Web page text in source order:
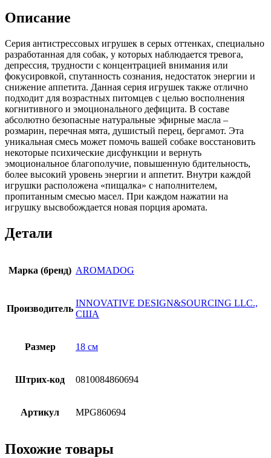
Описание
Серия антистрессовых игрушек в серых оттенках, специально
разработанная для собак, у которых наблюдается тревога,
депрессия, трудности с концентрацией внимания или
фокусировкой, спутанность сознания, недостаток энергии и
снижение аппетита. Данная серия игрушек также отлично
подходит для возрастных питомцев с целью восполнения
когнитивного и эмоционального дефицита. В составе
абсолютно безопасные натуральные эфирные масла –
розмарин, перечная мята, душистый перец, бергамот. Эта
уникальная смесь может помочь вашей собаке восстановить
некоторые психические дисфункции и вернуть
эмоциональное благополучие, повышенную бдительность,
более высокий уровень энергии и аппетит. Внутри каждой
игрушки расположена «пищалка» с наполнителем,
пропитанным смесью масел. При каждом нажатии на
игрушку высвобождается новая порция аромата.
Детали
Марка (бренд) AROMADOG
Производитель
INNOVATIVE DESIGN&SOURCING LLC.,
США
Размер 18 см
Штрих-код 0810084860694
Артикул MPG860694
Похожие товары